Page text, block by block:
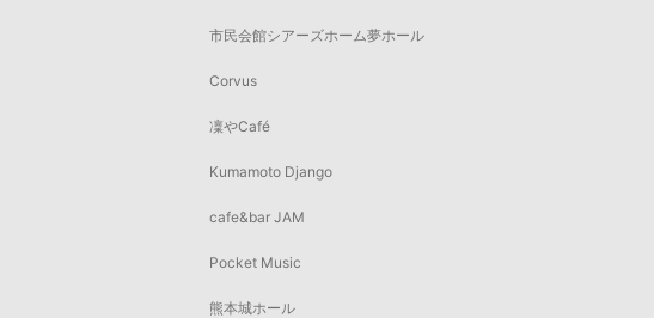
市民会館シアーズホーム夢ホール
Corvus
凜やCafé
Kumamoto Django
cafe&bar JAM
Pocket Music
熊本城ホール